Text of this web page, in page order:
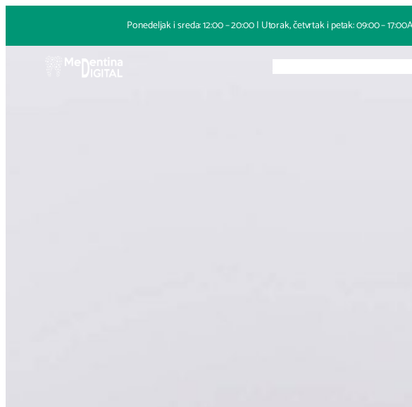
sadržaj
Ponedeljak i sreda: 12:00 – 20:00 | Utorak, četvrtak i petak: 09:00 – 17:00